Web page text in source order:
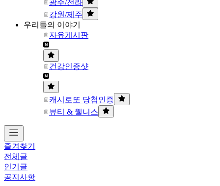
광주/전라
강원/제주
우리들의 이야기
자유게시판
건강인증샷
캐시로또 당첨인증
뷰티 & 웰니스
즐겨찾기
전체글
인기글
공지사항